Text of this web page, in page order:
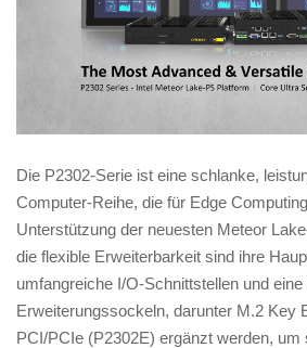
Die P2302-Serie ist eine schlanke,
Computer-Reihe, die für Edge
Unterstützung der neuesten Meteor
die flexible Erweiterbarkeit sind ihre
umfangreiche I/O-Schnittstellen und
Erweiterungssockeln, darunter M.2 Key
PCI/PCIe (P2302E) ergänzt werden, um